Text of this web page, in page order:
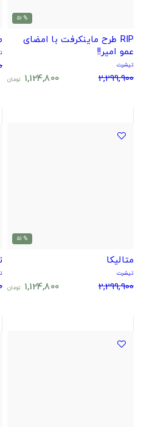
% 51
RIP طرح ماینکرفت با امضای
عمو امیر!!
تیشرت
2,299,900
1,124,800 تومان
% 51
متالیکا
تیشرت
2,299,900
1,124,800 تومان